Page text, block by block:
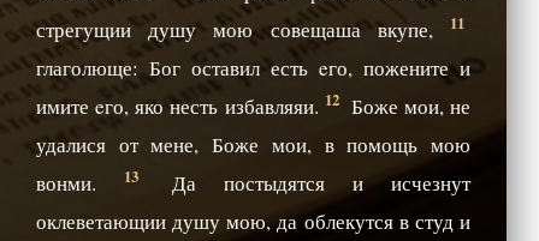
стрегущии душу мою совещаша вкупе,
11
глаголюще: Бог оставил есть eго, пожените и
имите eго, яко несть избавляяи. 12 Боже мои, не
удалися от мене, Боже мои, в помощь мою
вонми.
13
Да постыдятся и исчезнут
оклеветающии душу мою, да облекутся в студ и